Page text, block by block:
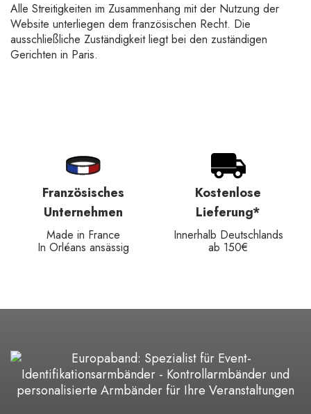
Alle Streitigkeiten im Zusammenhang mit der Nutzung der
Website unterliegen dem französischen Recht. Die
ausschließliche Zuständigkeit liegt bei den zuständigen
Gerichten in Paris.
Französisches
Unternehmen
Made in France
In Orléans ansässig
Kostenlose
Lieferung*
Innerhalb Deutschlands
ab 150€